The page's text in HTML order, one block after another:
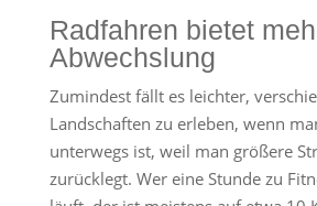
Radfahren bietet
Abwechslung
Zumindest fällt es leichter,
Landschaften zu erleben, wenn
unterwegs ist, weil man größere
zurücklegt. Wer eine Stunde zu